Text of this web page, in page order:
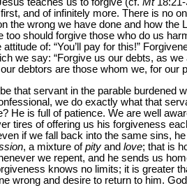
teaches us to forgive (cf. Mt
and of infinitely more. There is no
the wrong we have done and how
too should forgive those who do us
of: “You’ll pay for this!”
we say: “Forgive us our debts, as
debtors are those whom we, for our
that servant in the parable burdened
we do exactly what that
He is full of patience. We are well
tires of offering us his forgiveness
if we fall back into the same sins,
, a mixture ofpity and love; that is
we repent, and he sends us
knows no limits; it is greater
wrong and desire to return to him.